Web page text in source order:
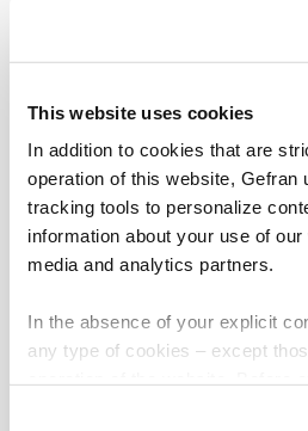
This website uses cookies
In addition to cookies that are
operation of this website, Gefran
tracking tools to personalize
information about your use of
media and analytics partners.
In the absence of your explicit
any type of cookies – except
Plastica
Plastic Metal –
iniezione per lo
Approfondisci